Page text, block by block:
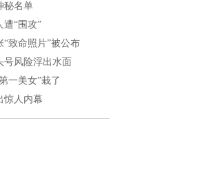
秘名单
“围攻”
致命照片”被公布
号风险浮出水面
一美女”栽了
惊人内幕